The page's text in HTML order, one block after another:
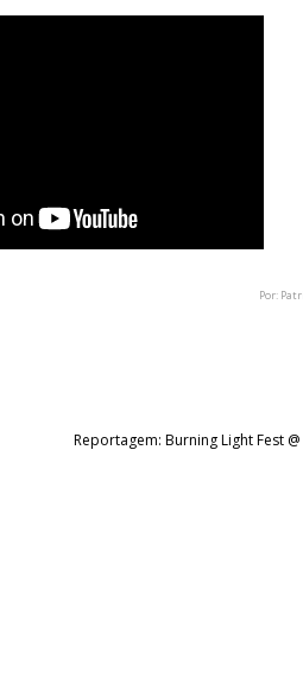
Por:
Reportagem: Burning Light Fest